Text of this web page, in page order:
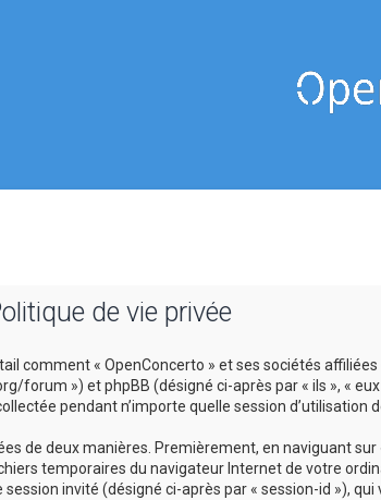
de vie privée
comment « OpenConcerto » et ses sociétés affiliées
forum ») et phpBB (désigné ci-après par « ils », «
pendant n’importe quelle session d’utilisation
de deux manières. Premièrement, en naviguant
temporaires du navigateur Internet de votre
invité (désigné ci-après par « session-id »),